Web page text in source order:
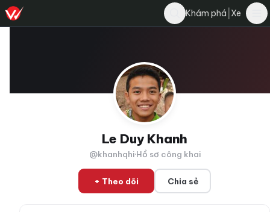
Khám phá Xe
Le Duy Khanh
@khanhqhi·Hồ sơ công khai
+ Theo dõi Chia sẻ